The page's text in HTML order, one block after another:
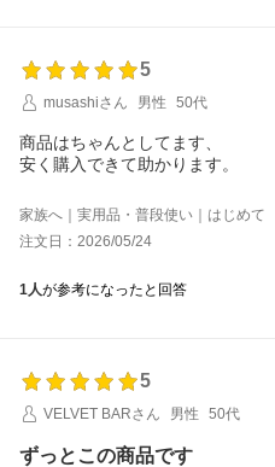
5
musashiさん
男性 50代
商品はちゃんとしてます、
安く購入できて助かります。
家族へ｜実用品・普段使い｜はじめて
注文日：2026/05/24
1人が参考になったと回答
5
VELVET BARさん
男性 50代
ずっとこの商品です